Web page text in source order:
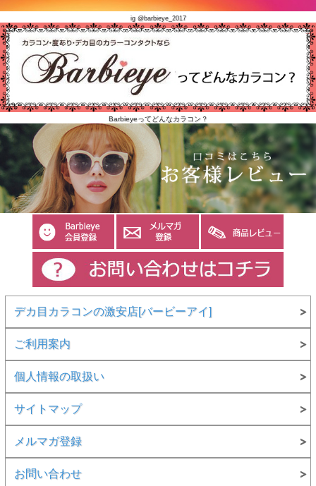
ig @barbieye_2017
Barbieyeってどんなカラコン？
デカ目カラコンの激安店[バービーアイ]
ご利用案内
個人情報の取扱い
サイトマップ
メルマガ登録
お問い合わせ